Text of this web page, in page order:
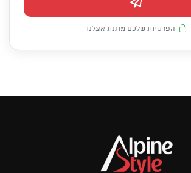
הפרטיות שלכם מוגנת אצלנו